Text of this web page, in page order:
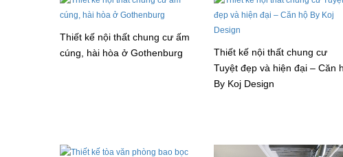
Thiết kế nội thất chung cư ấm
cúng, hài hòa ở Gothenburg
Thiết kế nội thất chung cư
Tuyệt đẹp và hiện đại – Căn
By Koj Design